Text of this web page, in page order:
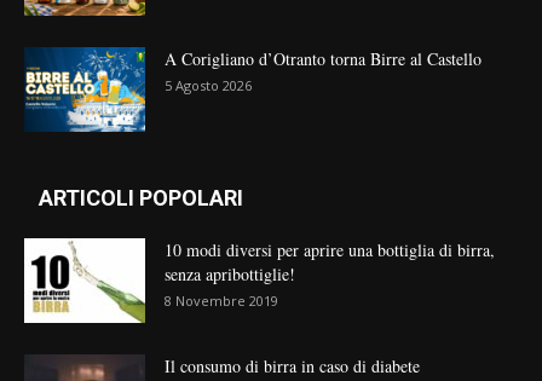
A Corigliano d’Otranto torna Birre al Castello
5 Agosto 2026
ARTICOLI POPOLARI
10 modi diversi per aprire una bottiglia di birra,
senza apribottiglie!
8 Novembre 2019
Il consumo di birra in caso di diabete